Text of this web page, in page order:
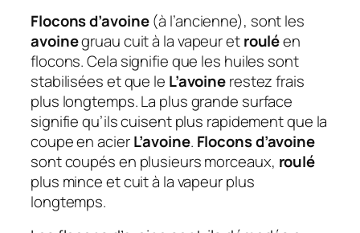
Flocons d’avoine(à l’ancienne), sont les
avoinegruau cuit à la vapeur etrouléen
flocons. Cela signifie que les huiles sont
stabilisées et que le L’avoinerestez frais
plus longtemps. La plus grande surface
signifie qu’ils cuisent plus rapidement que la
coupe en acierL’avoine. Flocons d’avoine
sont coupés en plusieurs morceaux, roulé
plus mince et cuit à la vapeur plus
longtemps.